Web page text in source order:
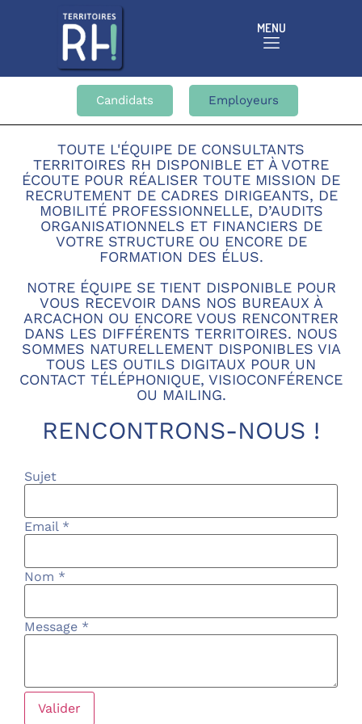
MENU
Candidats Employeurs
TOUTE L'ÉQUIPE DE CONSULTANTS
TERRITOIRES RH DISPONIBLE ET À VOTRE
ÉCOUTE POUR RÉALISER TOUTE MISSION DE
RECRUTEMENT DE CADRES DIRIGEANTS, DE
MOBILITÉ PROFESSIONNELLE, D’AUDITS
ORGANISATIONNELS ET FINANCIERS DE
VOTRE STRUCTURE OU ENCORE DE
FORMATION DES ÉLUS.
NOTRE ÉQUIPE SE TIENT DISPONIBLE POUR
VOUS RECEVOIR DANS NOS BUREAUX À
ARCACHON OU ENCORE VOUS RENCONTRER
DANS LES DIFFÉRENTS TERRITOIRES. NOUS
SOMMES NATURELLEMENT DISPONIBLES VIA
TOUS LES OUTILS DIGITAUX POUR UN
CONTACT TÉLÉPHONIQUE, VISIOCONFÉRENCE
OU MAILING.
RENCONTRONS-NOUS !
Sujet
Email *
Nom *
Message *